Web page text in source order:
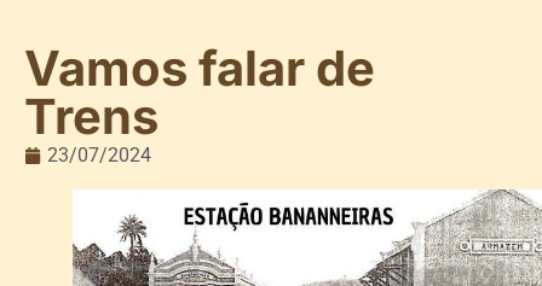
Vamos falar de
Trens
23/07/2024